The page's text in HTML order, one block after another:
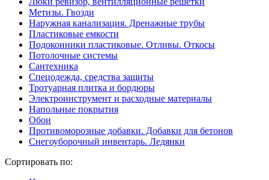
Метизы. Гвозди
Наружная канализация. Дренажные трубы
Пластиковые емкости
Подоконники пластиковые. Отливы. Откосы
Потолочные системы
Сантехника
Спецодежда, средства защиты
Тротуарная плитка и бордюры
Электроинструмент и расходные материалы
Напольные покрытия
Обои
Противоморозные добавки. Добавки для бетонов
Снегоуборочный инвентарь. Ледянки
Сортировать по: